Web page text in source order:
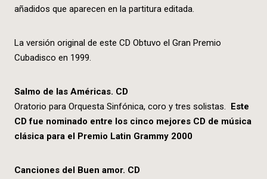
añadidos que aparecen en la partitura editada.
La versión original de este CD Obtuvo el Gran Premio
Cubadisco en 1999.
Salmo de las Américas. CD
Oratorio para Orquesta Sinfónica, coro y tres solistas. Este
CD fue nominado entre los cinco mejores CD de música
clásica para el Premio Latin Grammy 2000
Canciones del Buen amor. CD